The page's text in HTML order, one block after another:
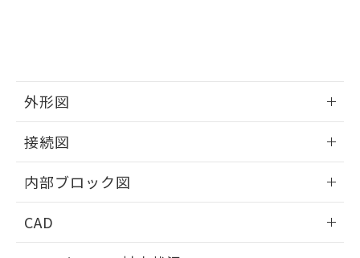
外形図
接続図
内部ブロック図
CAD